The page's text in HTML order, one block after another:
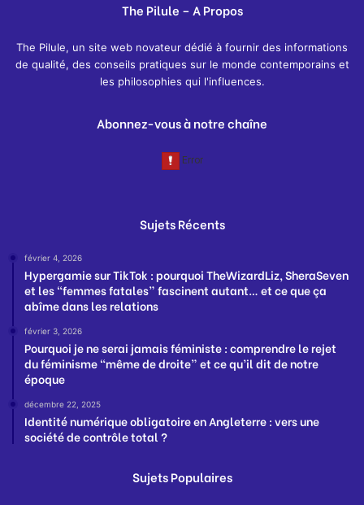
The Pilule – A Propos
The Pilule, un site web novateur dédié à fournir des informations
de qualité, des conseils pratiques sur le monde contemporains et
les philosophies qui l'influences.
Abonnez-vous à notre chaîne
Sujets Récents
février 4, 2026
Hypergamie sur TikTok : pourquoi TheWizardLiz, SheraSeven
et les “femmes fatales” fascinent autant… et ce que ça
abîme dans les relations
février 3, 2026
Pourquoi je ne serai jamais féministe : comprendre le rejet
du féminisme “même de droite” et ce qu’il dit de notre
époque
décembre 22, 2025
Identité numérique obligatoire en Angleterre : vers une
société de contrôle total ?
Sujets Populaires